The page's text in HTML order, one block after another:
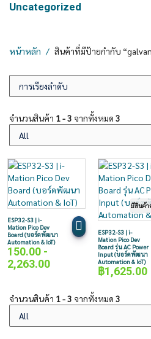
Uncategorized
หน้าหลัก สินค้าที่มีป้ายกำกับ
จำนวนสินค้า 1 - 3 จากทั้งหมด 3
ESP32-S3 | i-
Mation Pico Dev
Board (บอร์ดพัฒนา
Automation & IoT)
150.00 -
2,263.00
ESP32-S3 | i-
Mation Pico Dev
Board รุ่น AC Power
Input (บอร์ดพัฒนา
Automation & IoT)
฿1,625.00
มีสินค้า
จำนวนสินค้า 1 - 3 จากทั้งหมด 3